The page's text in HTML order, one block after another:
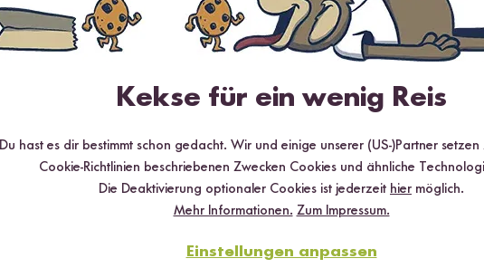
Das kannst du damit kochen
Kekse für ein wenig Reis
Du hast es dir bestimmt schon gedacht. Wir und einige unserer (US-)Partner
Cookie-Richtlinien beschriebenen Zwecken Cookies und ähnliche
Die Deaktivierung optionaler Cookies ist jederzeit hier möglich.
Mehr Informationen. Zum Impressum.
Einstellungen anpassen